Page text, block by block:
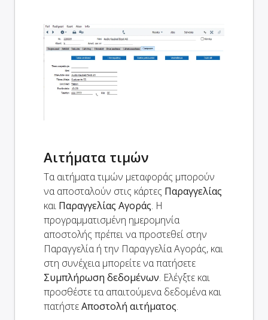
Αιτήματα τιμών
Τα αιτήματα τιμών μεταφοράς μπορούν
να αποσταλούν στις κάρτες Παραγγελίας
και Παραγγελίας Αγοράς. Η
προγραμματισμένη ημερομηνία
αποστολής πρέπει να προστεθεί στην
Παραγγελία ή την Παραγγελία Αγοράς, και
στη συνέχεια μπορείτε να πατήσετε
Συμπλήρωση δεδομένων. Ελέγξτε και
προσθέστε τα απαιτούμενα δεδομένα και
πατήστεΑποστολή αιτήματος.